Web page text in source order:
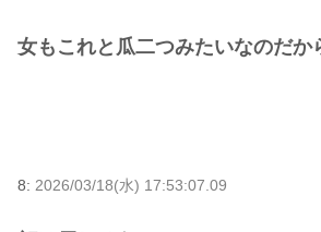
女もこれと瓜二つみたいなのだか
8: 2026/03/18(水) 17:53:07.09